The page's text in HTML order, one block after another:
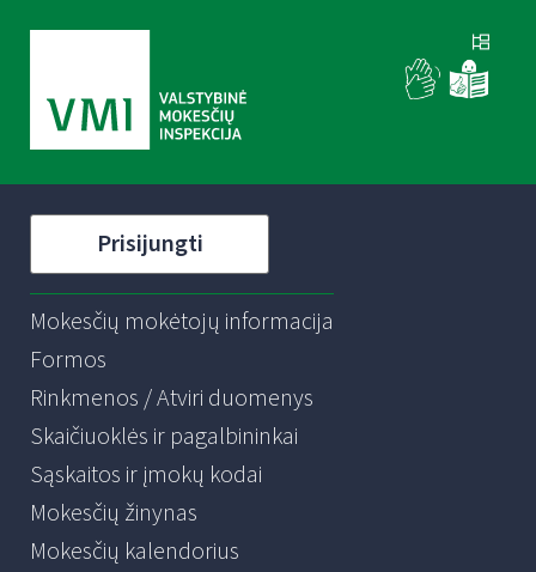
Prisijungti
Mokesčių mokėtojų informacija
Formos
Rinkmenos / Atviri duomenys
Skaičiuoklės ir pagalbininkai
Sąskaitos ir įmokų kodai
Mokesčių žinynas
Mokesčių kalendorius